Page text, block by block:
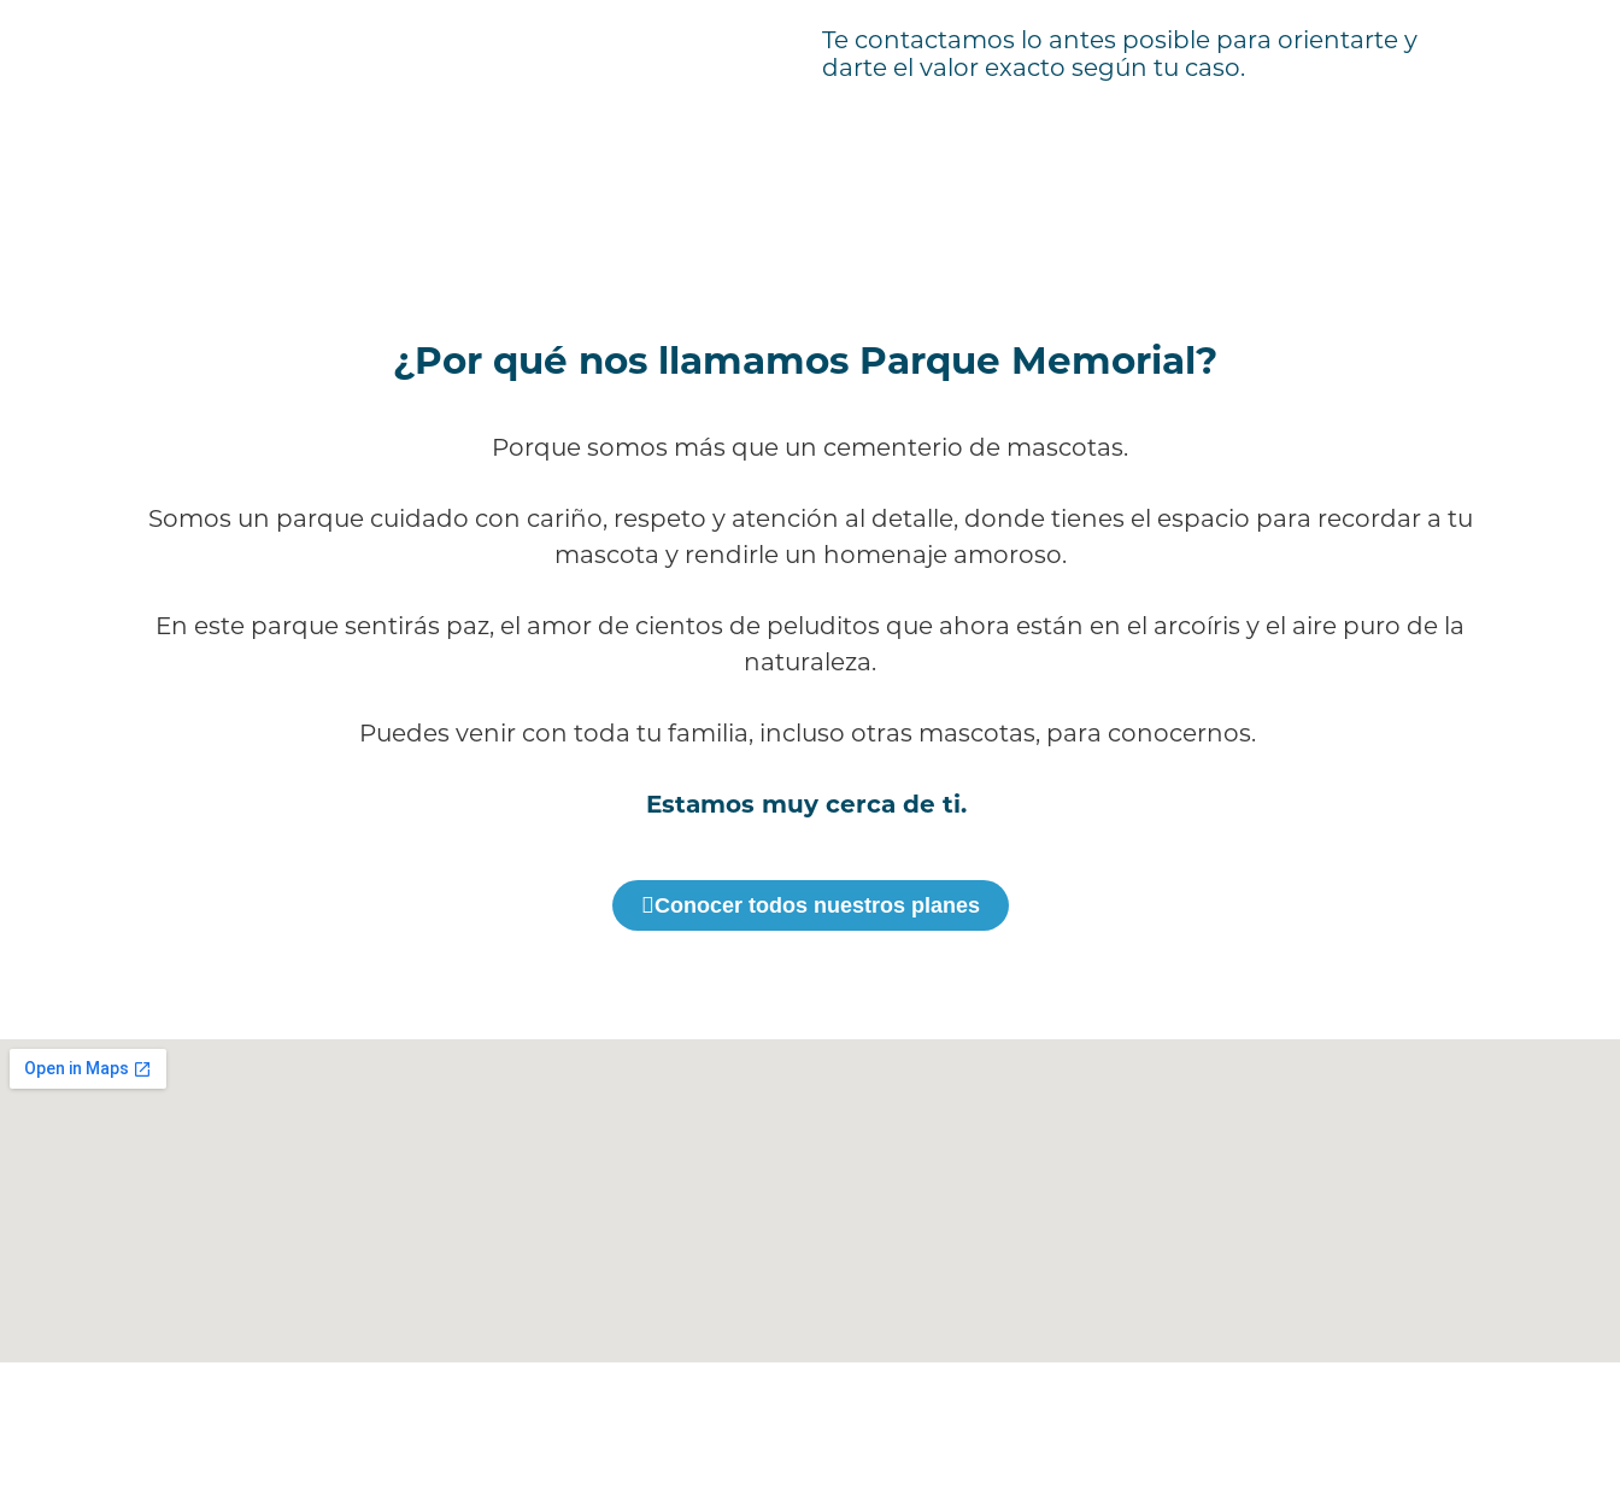
Te contactamos lo antes posible para orientarte y
darte el valor exacto según tu caso.
¿Por qué nos llamamos Parque Memorial?
Porque somos más que un cementerio de mascotas.
Somos un parque cuidado con cariño, respeto y atención al detalle, donde tienes el espacio para recordar a tu
mascota y rendirle un homenaje amoroso.
En este parque sentirás paz, el amor de cientos de peluditos que ahora están en el arcoíris y el aire puro de la
naturaleza.
Puedes venir con toda tu familia, incluso otras mascotas, para conocernos.
Estamos muy cerca de ti.
Conocer todos nuestros planes